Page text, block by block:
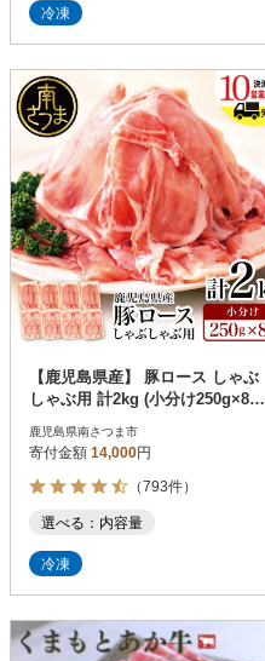
冷凍
【鹿児島県産】 豚ロース しゃぶ
しゃぶ用 計2kg (小分け250g×8パ
鹿児島県南さつま市
寄付金額 14,000円
（793件）
選べる：内容量
冷凍